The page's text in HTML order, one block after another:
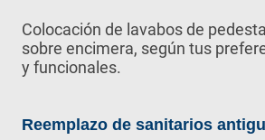
Colocación de lavabos de
sobre encimera, según tus
y funcionales.
Reemplazo de sanitarios